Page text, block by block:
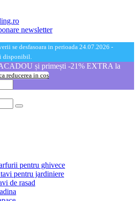
newsletter
se desfasoara in perioada 24.07.2026 -
disponibil.
și primești -21% EXTRA la
reducerea in cos
pentru ghivece
pentru jardiniere
de rasad